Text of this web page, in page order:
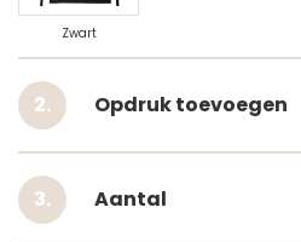
Zwart
Opdruk toevoegen
Aantal